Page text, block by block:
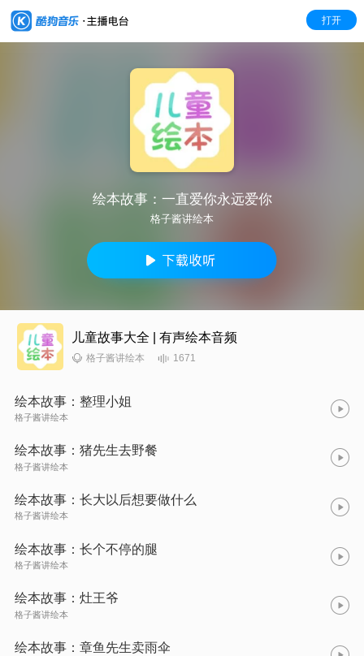
打开
绘本故事：一直爱你永远爱你
格子酱讲绘本
儿童故事大全 | 有声绘本音频
格子酱讲绘本 1671
绘本故事：整理小姐
格子酱讲绘本
绘本故事：猪先生去野餐
格子酱讲绘本
绘本故事：长大以后想要做什么
格子酱讲绘本
绘本故事：长个不停的腿
格子酱讲绘本
绘本故事：灶王爷
格子酱讲绘本
绘本故事：章鱼先生卖雨伞